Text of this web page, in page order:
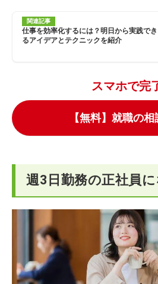
関連記事
仕事を効率化するには？明日から実践でき
るアイデアとテクニックを紹介
スマホで完
【無料】就職の
週3日勤務の正社員